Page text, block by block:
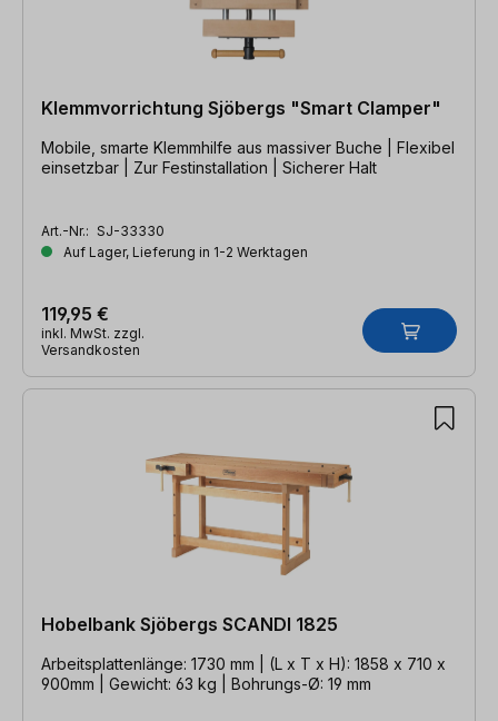
Klemmvorrichtung Sjöbergs "Smart Clamper"
Mobile, smarte Klemmhilfe aus massiver Buche | Flexibel
einsetzbar | Zur Festinstallation | Sicherer Halt
Art.-Nr.: SJ-33330
Auf Lager, Lieferung in 1-2 Werktagen
119,95 €
inkl. MwSt. zzgl.
Versandkosten
Hobelbank Sjöbergs SCANDI 1825
Arbeitsplattenlänge: 1730 mm | (L x T x H): 1858 x 710 x
900mm | Gewicht: 63 kg | Bohrungs-Ø: 19 mm